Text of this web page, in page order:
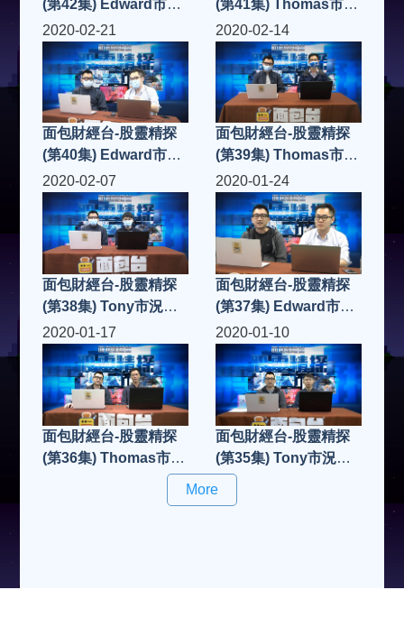
(第42集) Edward市況
點評
(第41集) Thomas市況
點評
2020-02-21
面包財經台-股靈精探
(第40集) Edward市況
點評
2020-02-14
面包財經台-股靈精探
(第39集) Thomas市況
點評
2020-02-07
面包財經台-股靈精探
(第38集) Tony市況點
評
2020-01-24
面包財經台-股靈精探
(第37集) Edward市況
點評
2020-01-17
面包財經台-股靈精探
(第36集) Thomas市況
2020-01-10
面包財經台-股靈精探
(第35集) Tony市況點
評
More